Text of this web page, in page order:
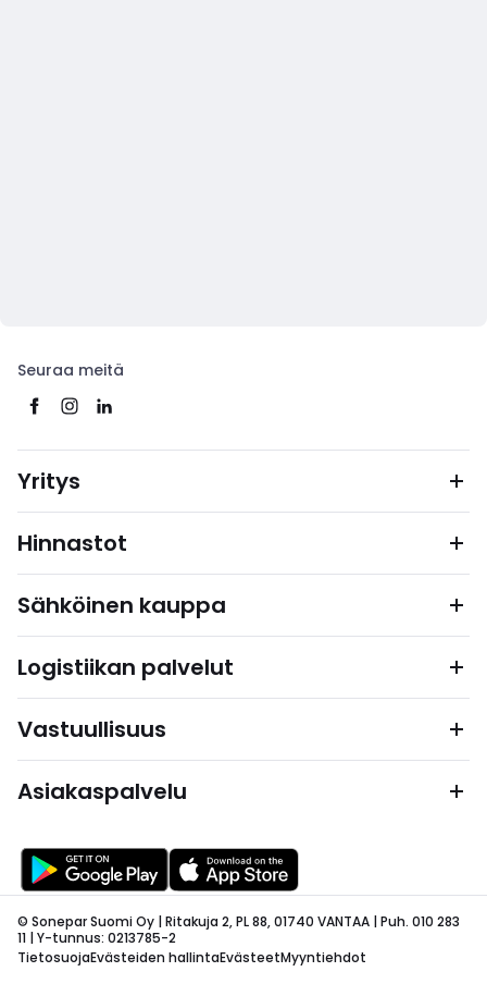
Seuraa meitä
Yritys
Hinnastot
Sähköinen kauppa
Logistiikan palvelut
Vastuullisuus
Asiakaspalvelu
© Sonepar Suomi Oy | Ritakuja 2, PL 88, 01740 VANTAA | Puh. 010 283
11 | Y-tunnus: 0213785-2
TietosuojaEvästeiden hallintaEvästeetMyyntiehdot